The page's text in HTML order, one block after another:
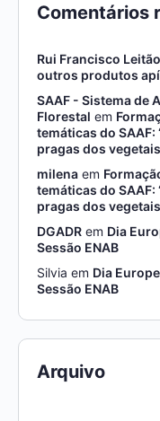
Comentários
Rui Francisco
outros produtos
SAAF - Sistema de
Florestal em
temáticas do
pragas dos
milena em
temáticas do
pragas dos
DGADR em Dia
Sessão ENAB
Silvia em Dia
Sessão ENAB
Arquivo